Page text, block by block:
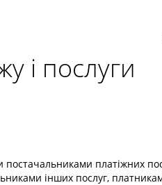
і послуги
платіжних
інших послуг,